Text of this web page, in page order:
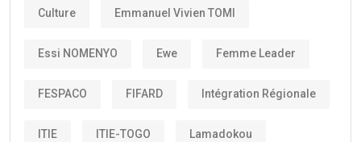
Culture Emmanuel Vivien TOMI
Essi NOMENYO Ewe Femme Leader
FESPACO FIFARD Intégration Régionale
ITIE ITIE-TOGO Lamadokou